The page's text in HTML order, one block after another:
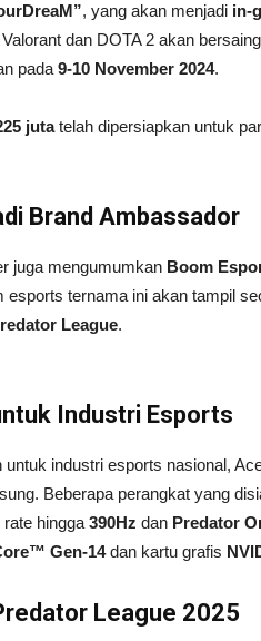
, yang akan menjadi in-
dan DOTA 2 akan
pada 9-10 November 2024.
jutatelah dipersiapkan untuk
Brand Ambassador
juga mengumumkan Boom
esports ternama ini akan tampil
League.
Industri Esports
untuk industri esports nasional,
Beberapa perangkat yang
hingga 390Hz dan Predator
Gen-14dan kartu grafis
League 2025